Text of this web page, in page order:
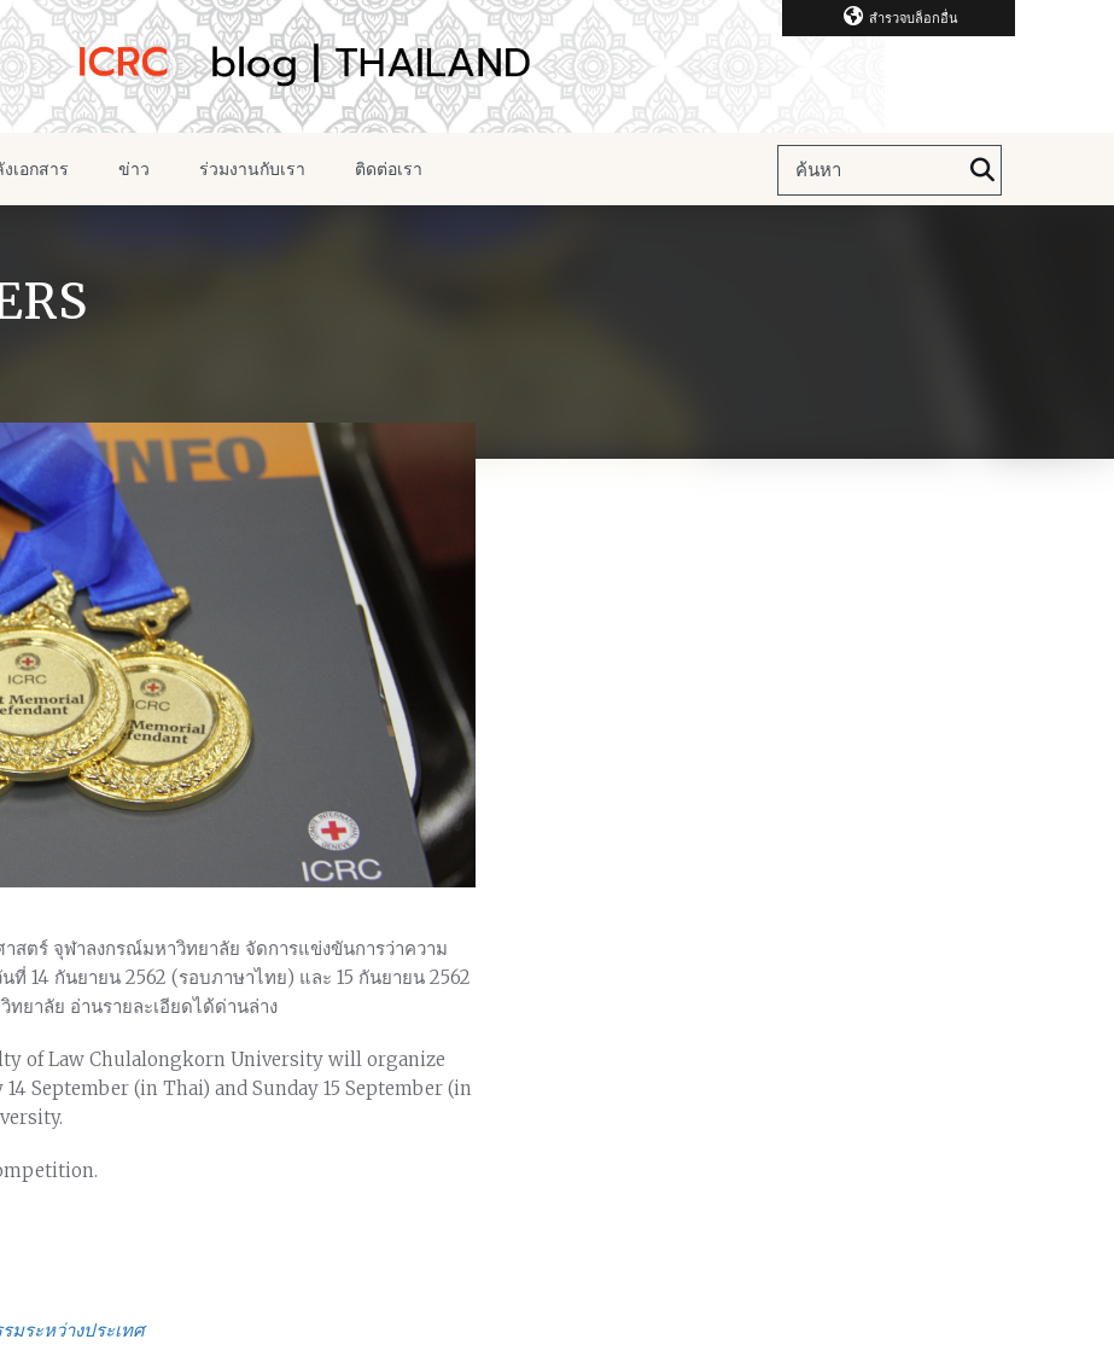
สำรวจบล็อกอื่น
เอกสาร ข่าว ร่วมงานกับเรา ติดต่อเรา
ตร์ จุฬาลงกรณ์มหาวิทยาลัย จัดการแข่งขันการว่าความ
14 กันยายน 2562 (รอบภาษาไทย) และ 15 กันยายน 2562
ยาลัย อ่านรายละเอียดได้ด่านล่าง
of Law Chulalongkorn University will organize
September (in Thai) and Sunday 15 September (in
มระหว่างประเทศ